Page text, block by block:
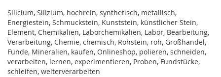
Silicium, Silizium, hochrein, synthetisch, metallisch,
Energiestein, Schmuckstein, Kunststein, künstlicher Stein,
Element, Chemikalien, Laborchemikalien, Labor, Bearbeitung,
Verarbeitung, Chemie, chemisch, Rohstein, roh, Großhandel,
Funde, Mineralien, kaufen, Onlineshop, polieren, schneiden,
verarbeiten, lernen, experimentieren, Proben, Fundstücke,
schleifen, weiterverarbeiten